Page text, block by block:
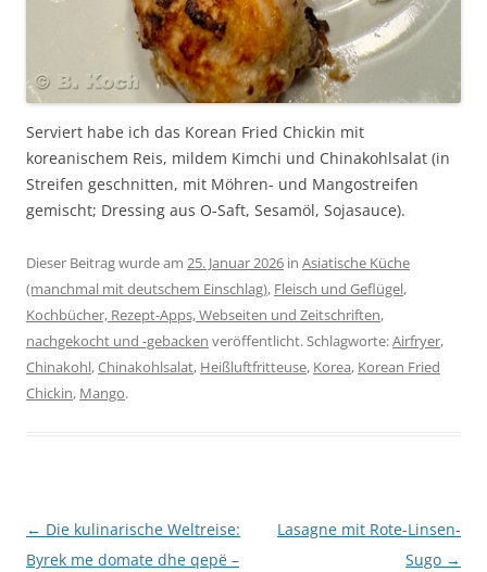
Serviert habe ich das Korean Fried Chickin mit
koreanischem Reis, mildem Kimchi und Chinakohlsalat (in
Streifen geschnitten, mit Möhren- und Mangostreifen
gemischt; Dressing aus O-Saft, Sesamöl, Sojasauce).
Dieser Beitrag wurde am 25. Januar 2026 in Asiatische Küche
(manchmal mit deutschem Einschlag), Fleisch und Geflügel,
Kochbücher, Rezept-Apps, Webseiten und Zeitschriften,
nachgekocht und -gebacken veröffentlicht. Schlagworte:Airfryer,
Chinakohl,Chinakohlsalat, Heißluftfritteuse, Korea, Korean Fried
Chickin, Mango.
Beitragsnavigation
← Die kulinarische Weltreise:
Byrek me domate dhe qepë –
Lasagne mit Rote-Linsen-
Sugo →